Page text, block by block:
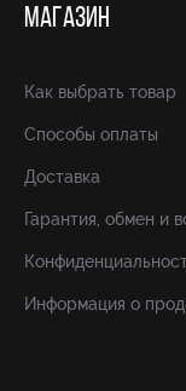
МАГАЗИН
Как выбрать товар
Способы оплаты
Доставка
Гарантия, обмен и
Информация о